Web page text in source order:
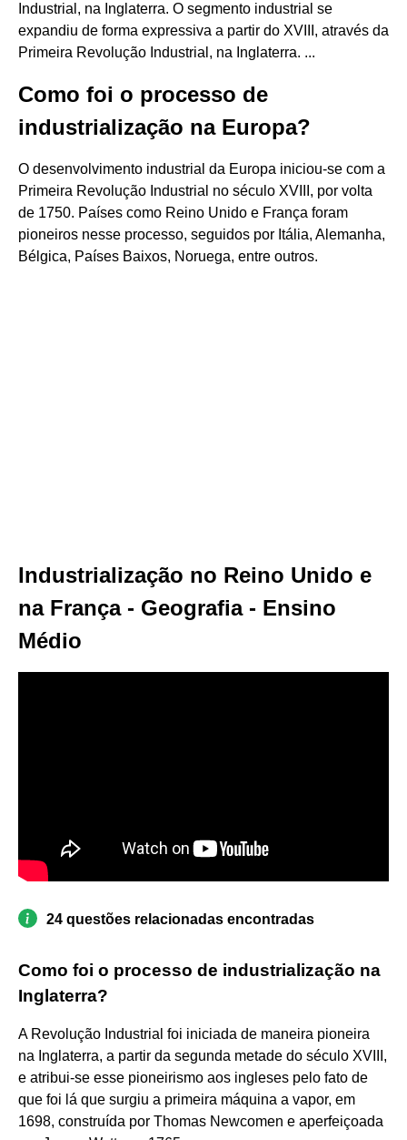
Industrial, na Inglaterra. O segmento industrial se
expandiu de forma expressiva a partir do XVIII, através da
Primeira Revolução Industrial, na Inglaterra. ...
Como foi o processo de
industrialização na Europa?
O desenvolvimento industrial da Europa iniciou-se com a
Primeira Revolução Industrial no século XVIII, por volta
de 1750. Países como Reino Unido e França foram
pioneiros nesse processo, seguidos por Itália, Alemanha,
Bélgica, Países Baixos, Noruega, entre outros.
Industrialização no Reino Unido e
na França​ ​- Geografia - Ensino
Médio
24 questões relacionadas encontradas
Como foi o processo de industrialização na
Inglaterra?
A Revolução Industrial foi iniciada de maneira pioneira
na Inglaterra, a partir da segunda metade do século XVIII,
e atribui-se esse pioneirismo aos ingleses pelo fato de
que foi lá que surgiu a primeira máquina a vapor, em
1698, construída por Thomas Newcomen e aperfeiçoada